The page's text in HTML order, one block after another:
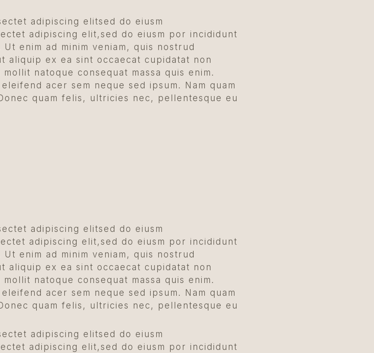
adipiscing elitsed do eiusm
adipiscing elit,sed do eiusm por incididunt
enim ad minim veniam, quis nostrud
aliquip ex ea sint occaecat cupidatat non
natoque consequat massa quis enim.
acer sem neque sed ipsum. Nam quam
quam felis, ultricies nec, pellentesque eu
adipiscing elitsed do eiusm
adipiscing elit,sed do eiusm por incididunt
enim ad minim veniam, quis nostrud
aliquip ex ea sint occaecat cupidatat non
natoque consequat massa quis enim.
acer sem neque sed ipsum. Nam quam
quam felis, ultricies nec, pellentesque eu
adipiscing elitsed do eiusm
adipiscing elit,sed do eiusm por incididunt